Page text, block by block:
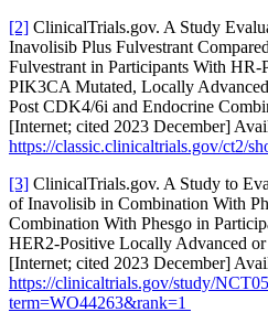
[2] ClinicalTrials.gov. A Study
Inavolisib Plus Fulvestrant
Fulvestrant in Participants With
PIK3CA Mutated, Locally
Post CDK4/6i and Endocrine
[Internet; cited 2023 December]
https://classic.clinicaltrials.gov/ct2/
[3] ClinicalTrials.gov. A Study to
of Inavolisib in Combination With
Combination With Phesgo in
HER2-Positive Locally Advanced or
[Internet; cited 2023 December]
https://clinicaltrials.gov/study/
term=WO44263&rank=1